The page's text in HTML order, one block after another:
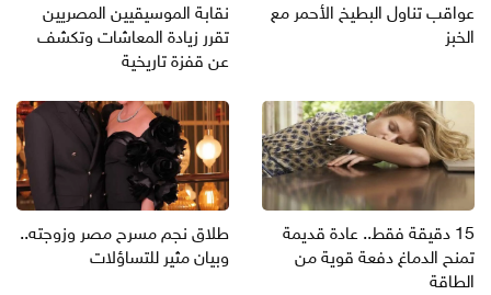
عواقب تناول البطيخ الأحمر مع
الخبز
نقابة الموسيقيين المصريين
تقرر زيادة المعاشات وتكشف
عن قفزة تاريخية
15 دقيقة فقط.. عادة قديمة
تمنح الدماغ دفعة قوية من
الطاقة
طلاق نجم مسرح مصر وزوجته..
وبيان مثير للتساؤلات